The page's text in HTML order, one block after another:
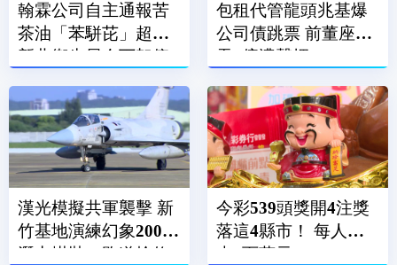
翰霖公司自主通報苦
茶油「苯駢芘」超標
新北衛生局令下架停
包租代管龍頭兆基爆
公司債跳票 前董座涉
吞7億遭聲押
漢光模擬共軍襲擊 新
竹基地演練幻象2000
潛力掛裝、跑道搶修
今彩539頭獎開4注獎
落這4縣市！ 每人抱
走6百萬元